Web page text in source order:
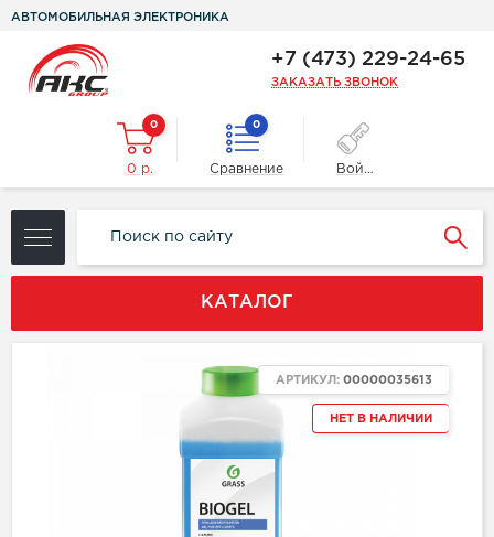
АВТОМОБИЛЬНАЯ ЭЛЕКТРОНИКА
+7 (473) 229-24-65
ЗАКАЗАТЬ ЗВОНОК
0
0 р.
0
Сравнение Войти
КАТАЛОГ
НЕТ В НАЛИЧИИ
АРТИКУЛ: 00000035613